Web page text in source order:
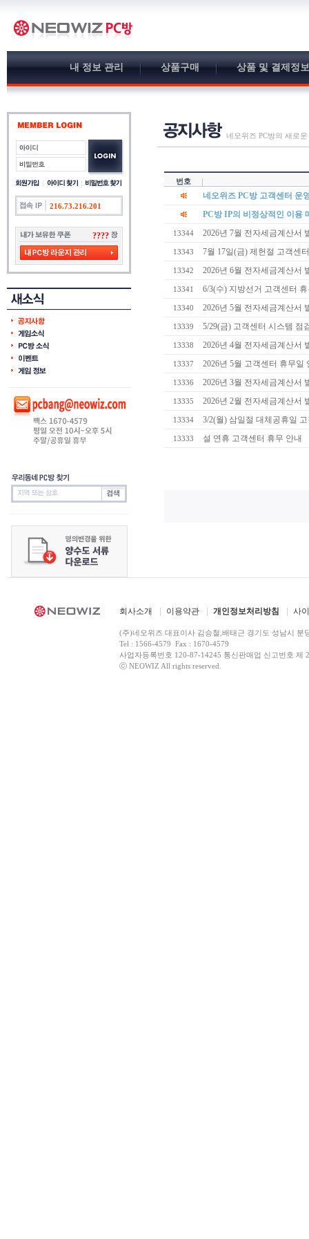
내 정보 관리 상품구매 상품 및 결제정보
216.73.216.201
????
네오위즈 PC방의 새로
번호
네오위즈 PC방 고객센터 운
PC방 IP의 비정상적인 이용
13344 2026년 7월 전자세금계산서
13343 7월 17일(금) 제헌절 고객센
13342 2026년 6월 전자세금계산서
13341 6/3(수) 지방선거 고객센터
13340 2026년 5월 전자세금계산서
13339 5/29(금) 고객센터 시스템 점
13338 2026년 4월 전자세금계산서
13337 2026년 5월 고객센터 휴무일
13336 2026년 3월 전자세금계산서
13335 2026년 2월 전자세금계산서
13334 3/2(월) 삼일절 대체공휴일
13333 설 연휴 고객센터 휴무 안내
회사소개 이용약관 개인정보처리방침 사
(주)네오위즈 대표이사 김승철,배태근 경기도 성남시 분
Tel : 1566-4579 Fax : 1670-4579
사업자등록번호 120-87-14245 통신판매업 신고번호 제
ⓒ NEOWIZ All rights reserved.